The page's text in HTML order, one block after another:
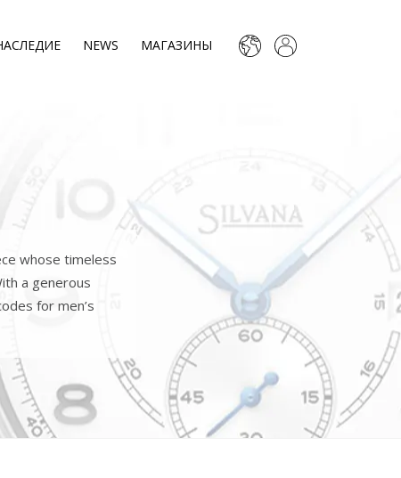
NEWS МАГАЗИНЫ
whose timeless
a generous
for men’s